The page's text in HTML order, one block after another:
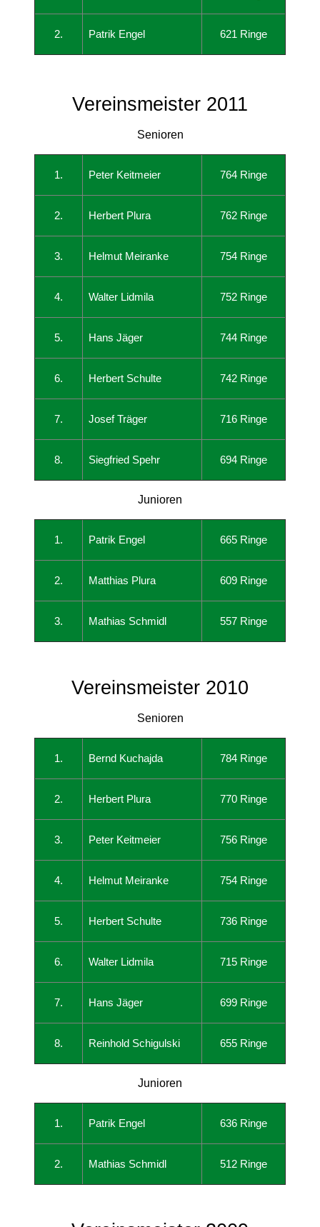
2. Patrik Engel 621 Ringe
Vereinsmeister 2011
Senioren
1. Peter Keitmeier 764 Ringe
2. Herbert Plura 762 Ringe
3. Helmut Meiranke 754 Ringe
4. Walter Lidmila 752 Ringe
5. Hans Jäger 744 Ringe
6. Herbert Schulte 742 Ringe
7. Josef Träger 716 Ringe
8. Siegfried Spehr 694 Ringe
Junioren
1. Patrik Engel 665 Ringe
2. Matthias Plura 609 Ringe
3. Mathias Schmidl 557 Ringe
Vereinsmeister 2010
Senioren
1. Bernd Kuchajda 784 Ringe
2. Herbert Plura 770 Ringe
3. Peter Keitmeier 756 Ringe
4. Helmut Meiranke 754 Ringe
5. Herbert Schulte 736 Ringe
6. Walter Lidmila 715 Ringe
7. Hans Jäger 699 Ringe
8. Reinhold Schigulski 655 Ringe
Junioren
1. Patrik Engel 636 Ringe
2. Mathias Schmidl 512 Ringe